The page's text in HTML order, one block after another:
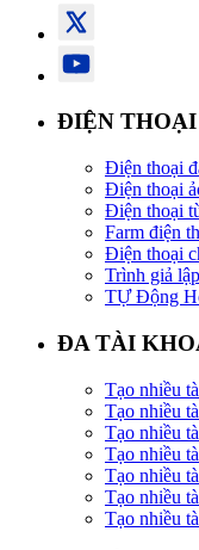
ĐIỆN THOẠI
Điện thoại
Điện thoại
Điện thoại
Farm điện
Điện thoại
Trình giả
TỰ Động
ĐA TÀI
Tạo nhiều
Tạo nhiều
Tạo nhiều
Tạo nhiều
Tạo nhiều
Tạo nhiều
Tạo nhiều